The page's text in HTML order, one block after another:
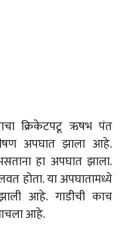
क्रिकेटपटू ऋषभ पंत
अपघात झाला आहे.
हा अपघात झाला.
होता. या अपघातामध्ये
आहे. गाडीची काच
आहे.